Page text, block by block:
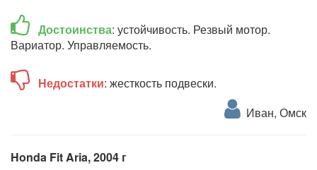
Достоинства: устойчивость. Резвый мотор.
Вариатор. Управляемость.
Недостатки: жесткость подвески.
Иван, Омск
Honda Fit Aria, 2004 г